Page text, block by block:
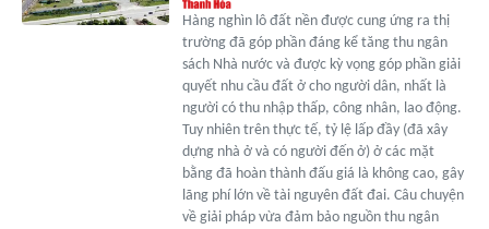
Hàng nghìn lô đất nền được cung ứng ra thị
trường đã góp phần đáng kể tăng thu ngân
sách Nhà nước và được kỳ vọng góp phần giải
quyết nhu cầu đất ở cho người dân, nhất là
người có thu nhập thấp, công nhân, lao động.
Tuy nhiên trên thực tế, tỷ lệ lấp đầy (đã xây
dựng nhà ở và có người đến ở) ở các mặt
bằng đã hoàn thành đấu giá là không cao, gây
lãng phí lớn về tài nguyên đất đai. Câu chuyện
về giải pháp vừa đảm bảo nguồn thu ngân